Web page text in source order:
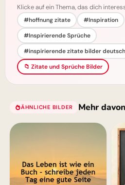
Klicke auf ein Thema, das dich
#hoffnung zitate
#Inspiration
#Inspirierende Sprüche
#inspirierende zitate bilder deutsch
📁 Zitate und Sprüche Bilder
ÄHNLICHE BILDER Mehr